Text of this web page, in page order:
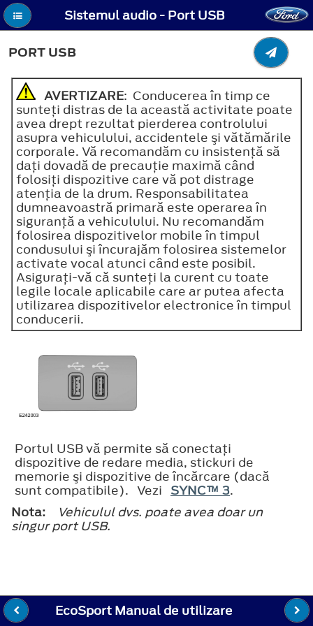
Sistemul audio - Port USB
PORT USB
AVERTIZARE: Conducerea în timp ce
sunteţi distras de la această activitate poate
avea drept rezultat pierderea controlului
asupra vehiculului, accidentele şi vătămările
corporale. Vă recomandăm cu insistenţă să
daţi dovadă de precauţie maximă când
folosiţi dispozitive care vă pot distrage
atenţia de la drum. Responsabilitatea
dumneavoastră primară este operarea în
siguranţă a vehiculului. Nu recomandăm
folosirea dispozitivelor mobile în timpul
condusului şi încurajăm folosirea sistemelor
activate vocal atunci când este posibil.
Asiguraţi-vă că sunteţi la curent cu toate
legile locale aplicabile care ar putea afecta
utilizarea dispozitivelor electronice în timpul
conducerii.
Portul USB vă permite să conectaţi
dispozitive de redare media, stickuri de
memorie şi dispozitive de încărcare (dacă
sunt compatibile). Vezi SYNC™ 3.
Nota:
Vehiculul dvs. poate avea doar un
singur port USB.
EcoSport Manual de utilizare